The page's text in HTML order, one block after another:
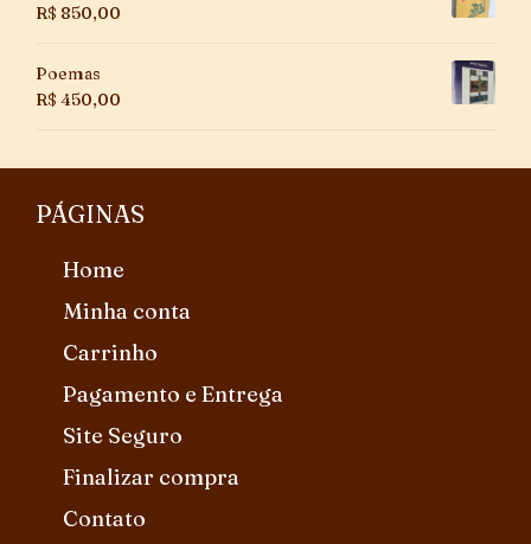
R$ 850,00
Poemas
R$ 450,00
PÁGINAS
Home
Minha conta
Carrinho
Pagamento e Entrega
Site Seguro
Finalizar compra
Contato